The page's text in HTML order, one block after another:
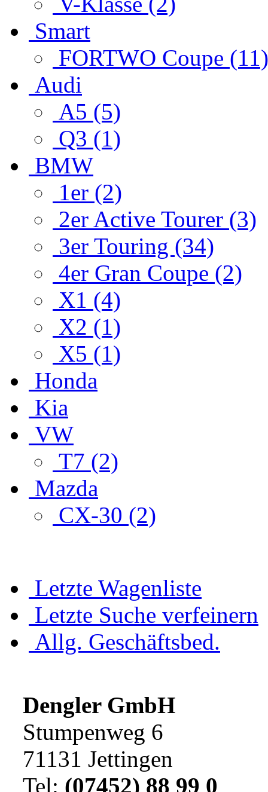
Smart
FORTWO Coupe (11)
Audi
A5 (5)
Q3 (1)
BMW
1er (2)
2er Active Tourer (3)
3er Touring (34)
4er Gran Coupe (2)
X1 (4)
X2 (1)
X5 (1)
Honda
Kia
VW
T7 (2)
Mazda
CX-30 (2)
Letzte Wagenliste
Letzte Suche verfeinern
Allg. Geschäftsbed.
Dengler GmbH
Stumpenweg 6
71131 Jettingen
Tel: (07452) 88 99 0